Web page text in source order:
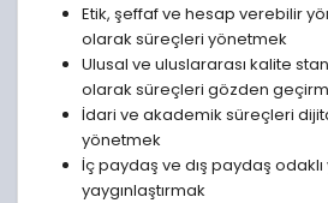
Etik, şeffaf ve hesap verebilir
olarak süreçleri yönetmek
Ulusal ve uluslararası kalite
olarak süreçleri gözden
İdari ve akademik süreçleri
yönetmek
İç paydaş ve dış paydaş odaklı
yaygınlaştırmak